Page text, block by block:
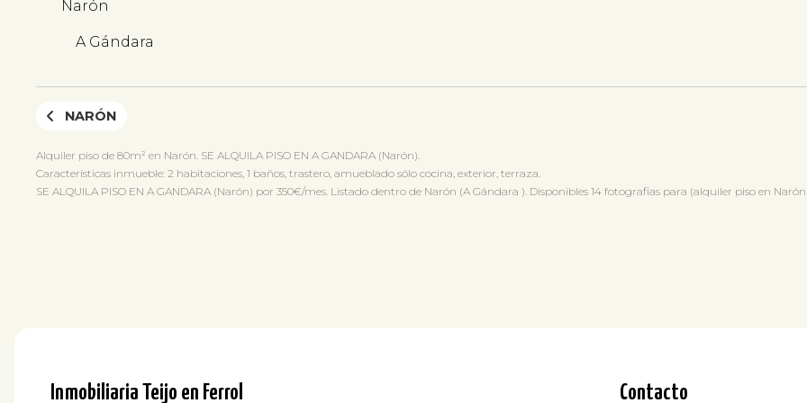
Narón
A Gándara
NARÓN
Alquiler piso de 80m² en Narón. SE ALQUILA PISO EN A GANDARA (Narón).
Características inmueble: 2 habitaciones, 1 baños, trastero, amueblado sólo cocina, exterior, terraza.
SE ALQUILA PISO EN A GANDARA (Narón) por 350€/mes. Listado dentro de Narón (A Gándara ). Disponibles 14 fotografias para (alquiler piso en
Inmobiliaria Teijo en Ferrol Contacto